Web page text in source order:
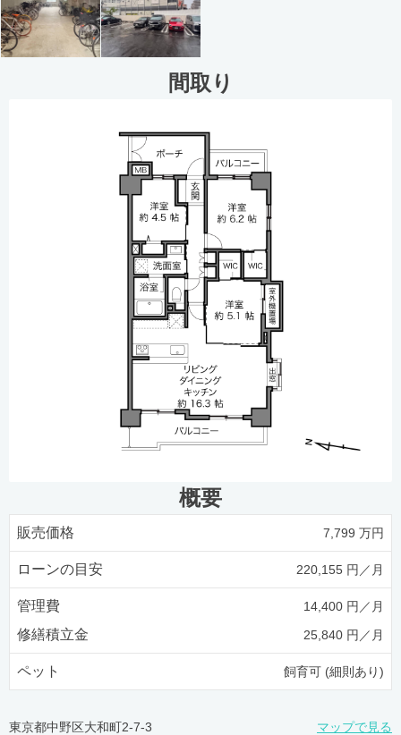
間取り
概要
販売価格 7,799 万円
ローンの目安 220,155 円／月
管理費 14,400 円／月
修繕積立金 25,840 円／月
ペット 飼育可 (細則あり)
東京都中野区大和町2-7-3
マップで見る